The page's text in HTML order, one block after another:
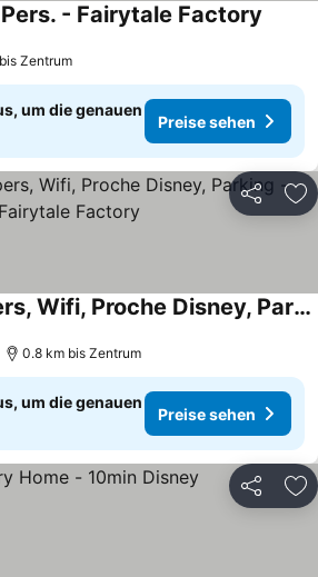
- Fairytale Factory
Zentrum
um die genauen
Preise sehen
Teilen
Studio Cosy, 4pers, Wifi, Proche Disney, Parking - Fairytale Factory
0.8 km bis Zentrum
um die genauen
Preise sehen
Teilen